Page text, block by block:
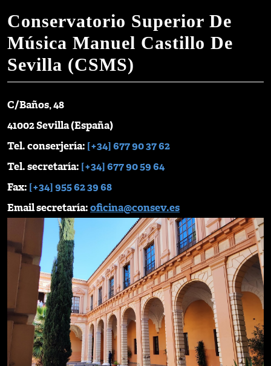
Conservatorio Superior De
Música Manuel Castillo De
Sevilla (CSMS)
C/Baños, 48
41002 Sevilla (España)
Tel. conserjería: [+34] 677 90 37 62
Tel. secretaría: [+34] 677 90 59 64
Fax: [+34] 955 62 39 68
Email secretaría:oficina@consev.es